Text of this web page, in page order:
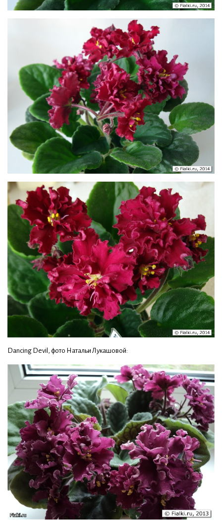
Dancing Devil, фото Натальи Лукашовой: